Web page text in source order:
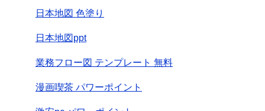
日本地図 色塗り
日本地図ppt
業務フロー図 テンプレート 無料
漫画喫茶 パワーポイント